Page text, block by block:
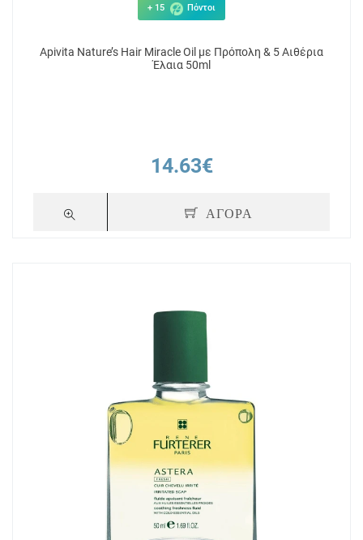
+ 15 Πόντοι
Apivita Nature’s Hair Miracle Oil με Πρόπολη & 5 Αιθέρια
Έλαια 50ml
14.63€
ΑΓΟΡΑ